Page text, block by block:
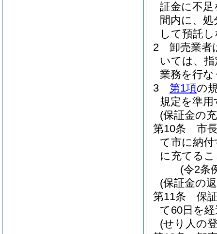
証金に不
間内に、
して預託
2
卸売業者
いては、
業務を行
3
第1項の
規定を準用
(保証金の
第10条
市
て市に納
に充てる
(令2条
(保証金の
第11条
保
て60日を
(せり人の